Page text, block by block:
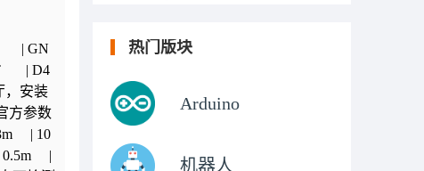
| GN
| D4
，安装
方参数
| 10
0.5m |
热门版块
Arduino
机器人